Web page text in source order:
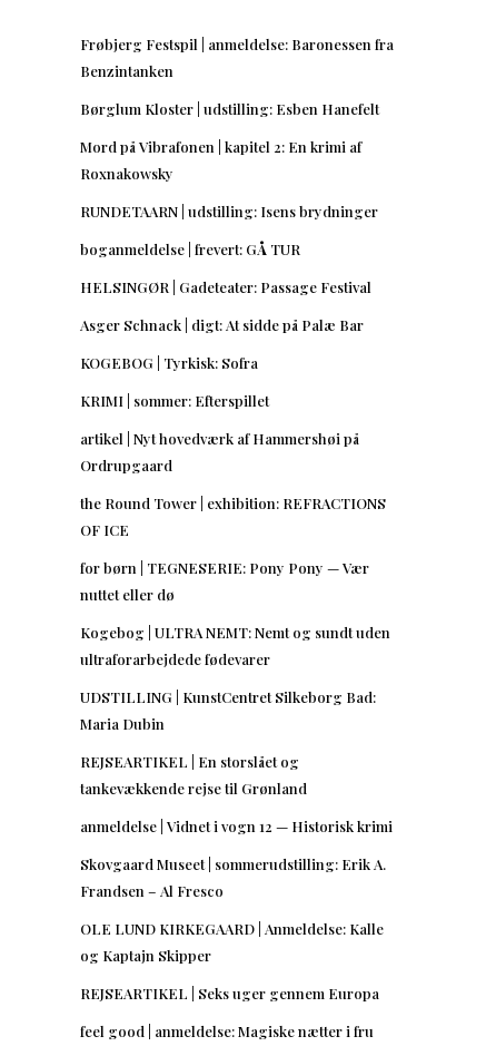
Frøbjerg Festspil | anmeldelse: Baronessen fra
Benzintanken
Børglum Kloster | udstilling: Esben Hanefelt
Mord på Vibrafonen | kapitel 2: En krimi af
Roxnakowsky
RUNDETAARN | udstilling: Isens brydninger
boganmeldelse | frevert: GÅ TUR
HELSINGØR | Gadeteater: Passage Festival
Asger Schnack | digt: At sidde på Palæ Bar
KOGEBOG | Tyrkisk: Sofra
KRIMI | sommer: Efterspillet
artikel | Nyt hovedværk af Hammershøi på
Ordrupgaard
the Round Tower | exhibition: REFRACTIONS
OF ICE
for børn | TEGNESERIE: Pony Pony — Vær
nuttet eller dø
Kogebog | ULTRA NEMT: Nemt og sundt uden
ultraforarbejdede fødevarer
UDSTILLING | KunstCentret Silkeborg Bad:
Maria Dubin
REJSEARTIKEL | En storslået og
tankevækkende rejse til Grønland
anmeldelse | Vidnet i vogn 12 — Historisk krimi
Skovgaard Museet | sommerudstilling: Erik A.
Frandsen – Al Fresco
OLE LUND KIRKEGAARD | Anmeldelse: Kalle
og Kaptajn Skipper
REJSEARTIKEL | Seks uger gennem Europa
feel good | anmeldelse: Magiske nætter i fru